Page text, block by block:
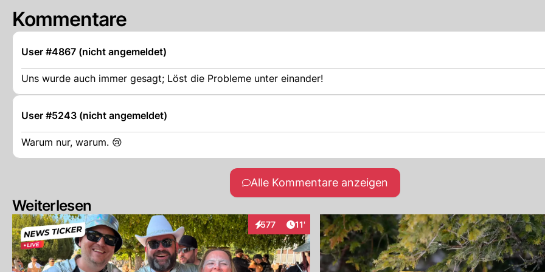
Kommentare
User #4867 (nicht angemeldet)
Uns wurde auch immer gesagt; Löst die Probleme unter einander!
User #5243 (nicht angemeldet)
Warum nur, warum. 😢
Alle Kommentare anzeigen
Weiterlesen
577
InteraktionenArtikel veröffentlicht:
11'